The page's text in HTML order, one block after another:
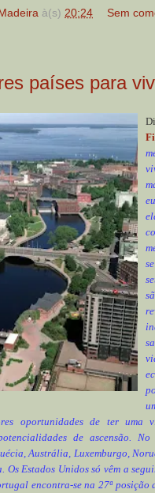
à(s) 20:24 Sem
países para
oportunidades de ter uma
de ascensão.
Austrália, Luxemburgo,
Os Estados Unidos só vêm a
encontra-se na 27ª